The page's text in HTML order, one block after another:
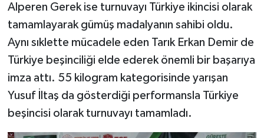
Alperen Gerek ise turnuvayı Türkiye ikincisi olarak
tamamlayarak gümüş madalyanın sahibi oldu.
Aynı sıklette mücadele eden Tarık Erkan Demir de
Türkiye beşinciliği elde ederek önemli bir başarıya
imza attı. 55 kilogram kategorisinde yarışan
Yusuf İltaş da gösterdiği performansla Türkiye
beşincisi olarak turnuvayı tamamladı.